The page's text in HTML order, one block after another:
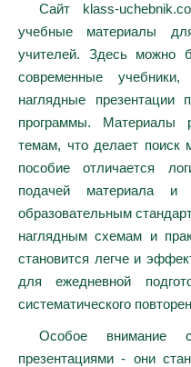
Сайт klass-
учебные материалы
учителей. Здесь можно
современные
наглядные
программы. Материалы
темам, что делает поиск
пособие отличается
подачей материала и
образовательным
наглядным схемам и
становится легче и
для ежедневной
систематического
Особое внимание
презентациями - они